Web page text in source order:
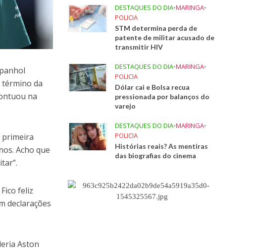
término da
na
primeira
Acho que
feliz
declarações
Aston
DESTAQUES DO DIA•MARINGA•
POLICIA
STM determina perda de
patente de militar acusado de
transmitir HIV
DESTAQUES DO DIA•MARINGA•
POLICIA
Dólar cai e Bolsa recua
pressionada por balanços do
varejo
DESTAQUES DO DIA•MARINGA•
POLICIA
Histórias reais? As mentiras
das biografias do cinema